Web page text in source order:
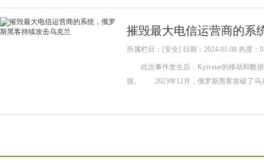
摧毁最大电信运营商的系
所属栏目：[安全] 日期：2024-01-08 热度：0
此次事件发生后，Kyivstar的移动和数据
接。 2023年12月，俄罗斯黑客攻破了乌